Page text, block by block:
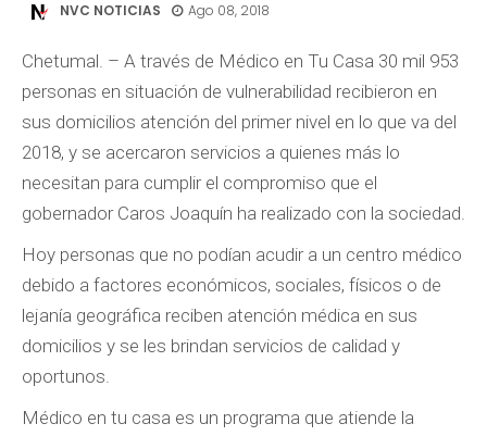
NVC NOTICIAS Ago 08, 2018
Chetumal. – A través de Médico en Tu Casa 30 mil 953
personas en situación de vulnerabilidad recibieron en
sus domicilios atención del primer nivel en lo que va del
2018, y se acercaron servicios a quienes más lo
necesitan para cumplir el compromiso que el
gobernador Caros Joaquín ha realizado con la sociedad.
Hoy personas que no podían acudir a un centro médico
debido a factores económicos, sociales, físicos o de
lejanía geográfica reciben atención médica en sus
domicilios y se les brindan servicios de calidad y
oportunos.
Médico en tu casa es un programa que atiende la